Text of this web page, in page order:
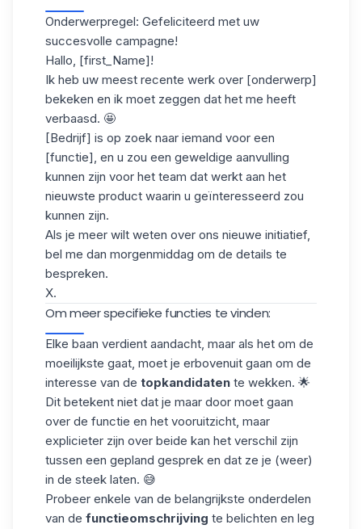
Onderwerpregel: Gefeliciteerd met uw
succesvolle campagne!
Hallo, [first_Name]!
Ik heb uw meest recente werk over [onderwerp]
bekeken en ik moet zeggen dat het me heeft
verbaasd. 🤩
[Bedrijf] is op zoek naar iemand voor een
[functie], en u zou een geweldige aanvulling
kunnen zijn voor het team dat werkt aan het
nieuwste product waarin u geïnteresseerd zou
kunnen zijn.
Als je meer wilt weten over ons nieuwe initiatief,
bel me dan morgenmiddag om de details te
bespreken.
X.
Om meer specifieke functies te vinden:
Elke baan verdient aandacht, maar als het om de
moeilijkste gaat, moet je erbovenuit gaan om de
interesse van de topkandidaten te wekken. 🌟
Dit betekent niet dat je maar door moet gaan
over de functie en het vooruitzicht, maar
explicieter zijn over beide kan het verschil zijn
tussen een gepland gesprek en dat ze je (weer)
in de steek laten. 😅
Probeer enkele van de belangrijkste onderdelen
van de functieomschrijving te belichten en leg